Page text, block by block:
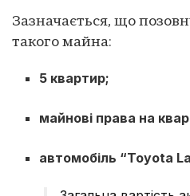
Зазначається, що
такого майна:
5 квартир;
майнові права на
автомобіль “Toyota